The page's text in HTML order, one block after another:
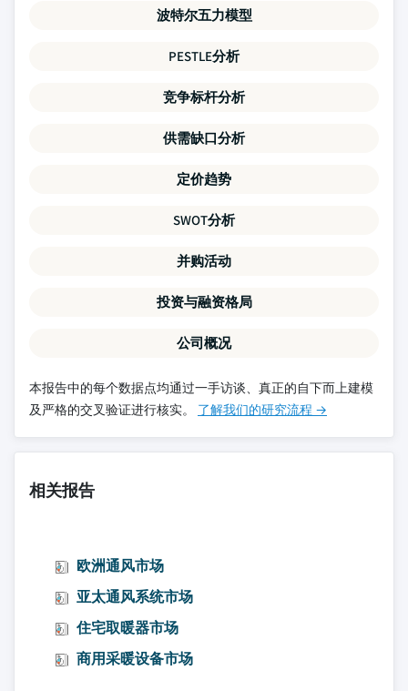
波特尔五力模型
PESTLE分析
竞争标杆分析
供需缺口分析
定价趋势
SWOT分析
并购活动
投资与融资格局
公司概况
本报告中的每个数据点均通过一手访谈、真正的自下而上建模
及严格的交叉验证进行核实。 了解我们的研究流程 →
相关报告
欧洲通风市场
亚太通风系统市场
住宅取暖器市场
商用采暖设备市场